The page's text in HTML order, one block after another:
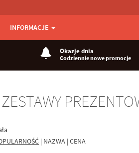
INFORMACJE
Okazje dnia
Codziennie nowe promocje
| NAZWA | CENA